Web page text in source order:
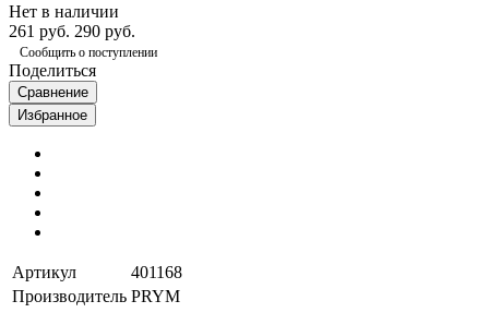
Нет в наличии
261 руб. 290 руб.
Сообщить о поступлении
Поделиться
Сравнение
Избранное
Артикул
401168
Производитель PRYM